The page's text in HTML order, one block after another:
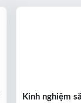
Kinh nghiệm